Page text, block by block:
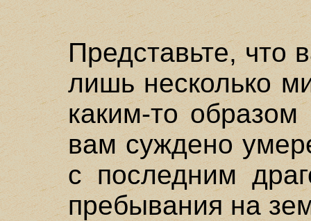
Представьте, что
лишь несколько
каким-то образом
вам суждено
с последним
пребывания на